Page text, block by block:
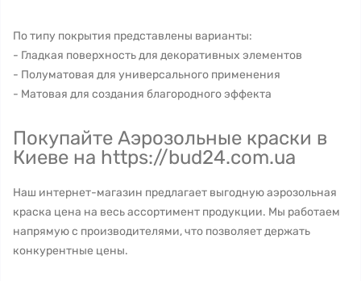
По типу покрытия представлены варианты:
- Гладкая поверхность для декоративных элементов
- Полуматовая для универсального применения
- Матовая для создания благородного эффекта
Покупайте Аэрозольные краски в
Киеве на https://bud24.com.ua
Наш интернет-магазин предлагает выгодную аэрозольная
краска цена на весь ассортимент продукции. Мы работаем
напрямую с производителями, что позволяет держать
конкурентные цены.